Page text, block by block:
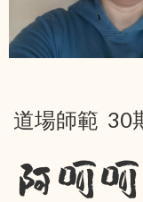
道場師範 30
阿呵